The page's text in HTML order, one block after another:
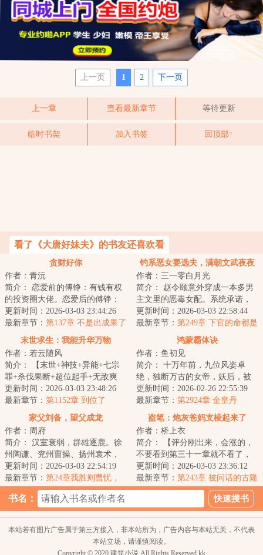
上一页 1 2 下一页
上一章 查看最新章节 等待更新
临时书架 加入书签 回顶部↑
看了《大唐好妹夫》的书友还喜欢看
贪财好你
作者：青沅
简介： 恋爱前的傅铮：有钱有权
的投资圈大佬。恋爱后的傅铮：
怒撒千金只为博心上人开心。
更新时间：2026-03-03 23:44:26
最新章节： 第137章 不是出成果了
钓系恶女要选夫，满朝文武夜夜
缠
作者：三一零白月光
简介： 赵令颐意外穿成一本多男
主文里的恶毒女配。系统承诺，
只要走完剧情，就送她回现代，
附赠奖...
更新时间：2026-03-03 22:58:44
最新章节： 第249章 下官的命都是
末世求生：我能升华万物
作者：若云随风
简介： 【末世+神技+异能+七宗
罪+杀伐果断+超位起手+无敌爽
文】。\n?轻轻敲醒沉睡的心灵...
更新时间：2026-03-03 23:48:26
最新章节： 第1152章 到位了
鸿蒙霸体诀
作者：鱼初见
简介： 十万年前，九位风姿卓
绝，独断万古的女帝，妖后，被
封印于鸿蒙金塔之中。
更新时间：2026-02-26 22:55:39
最新章节： 第2924章 金皇丹
家父刘备，望父成龙
作者：周府
简介： 汉室衰弱，群雄逐鹿。徐
州陶谦、兖州曹操、扬州袁术，
窥探中原。刘公初居小沛，深陷
纷争，...
更新时间：2026-03-03 22:54:19
最新章节： 第24章我胜则曹忧，
我败则曹喜
盗笔：炮灰爸妈支棱起来了
作者：桥上衣
简介： 【评分刚出来，会涨的，
不要看到第三十一章就不看了，
接着看下去，是铺垫不是无厘
头！
更新时间：2026-03-03 23:36:12
最新章节： 第243章 被问话的古隆
老太太
书名：
本站若有图片广告属于第三方接入，非本站所为，广告内容与本站无关，不代表
本站立场，请谨慎阅读。
Copyright © 2020 建筑小说 All Rights Reserved.kk